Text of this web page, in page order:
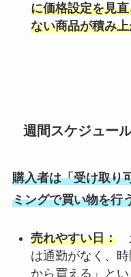
に価格設定を見
ない商品が積み
週間スケジュー
購入者は「受け取り
ミングで買い物を行
売れやすい日：
は通勤がなく、
から買える」と